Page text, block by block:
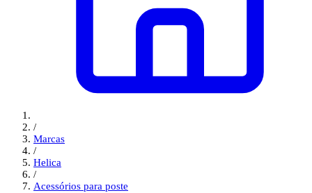
/
Marcas
/
Helica
/
Acessórios para poste